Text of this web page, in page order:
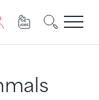
benötigt.